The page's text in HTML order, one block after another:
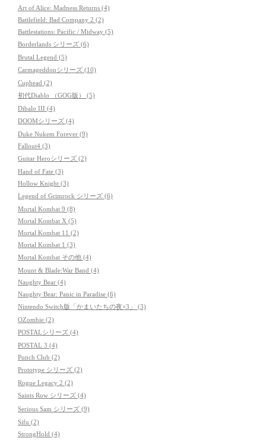
Art of Alice: Madness Returns (4)
Battlefield: Bad Company 2 (2)
Battlestations: Pacific / Midway (5)
Borderlands シリーズ (6)
Brutal Legend (5)
Carmageddonシリーズ (10)
Cuphead (2)
初代Diablo （GOG版） (5)
Dibalo III (4)
DOOMシリーズ (4)
Duke Nukem Forever (9)
Fallout4 (3)
Guitar Heroシリーズ (2)
Hand of Fate (3)
Hollow Knight (3)
Legend of Grimrock シリーズ (6)
Mortal Kombat 9 (8)
Mortal Kombat X (5)
Mortal Kombat 11 (2)
Mortal Kombat 1 (3)
Mortal Kombat その他 (4)
Mount & Blade:War Band (4)
Naughty Bear (4)
Naughty Bear: Panic in Paradise (6)
Nintendo Switch版「かまいたちの夜×3」 (3)
OZombie (2)
POSTALシリーズ (4)
POSTAL 3 (4)
Punch Club (2)
Prototype シリーズ (2)
Rogue Legacy 2 (2)
Saints Row シリーズ (4)
Serious Sam シリーズ (9)
Sifu (2)
StrongHold (4)